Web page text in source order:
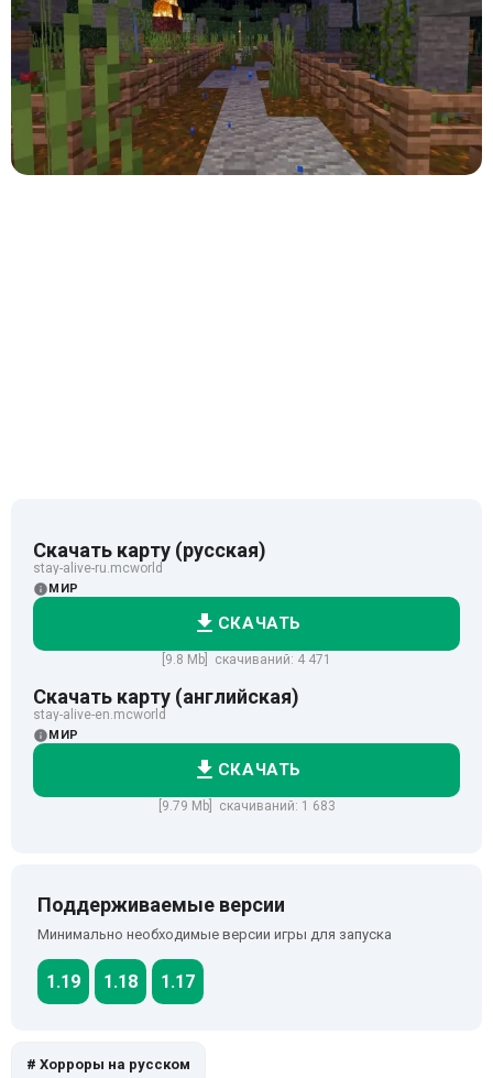
Скачать карту (русская)
stay-alive-ru.mcworld
МИР
СКАЧАТЬ
[9.8 Mb] скачиваний: 4 471
Скачать карту (английская)
stay-alive-en.mcworld
МИР
СКАЧАТЬ
[9.79 Mb] скачиваний: 1 683
Поддерживаемые версии
Минимально необходимые версии игры для запуска
1.19 1.18 1.17
# Хорроры на русском